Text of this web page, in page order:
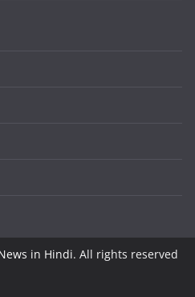
in Hindi. All rights reserved